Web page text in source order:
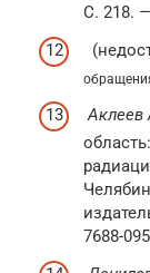
С. 218.
Аклеев
7688-